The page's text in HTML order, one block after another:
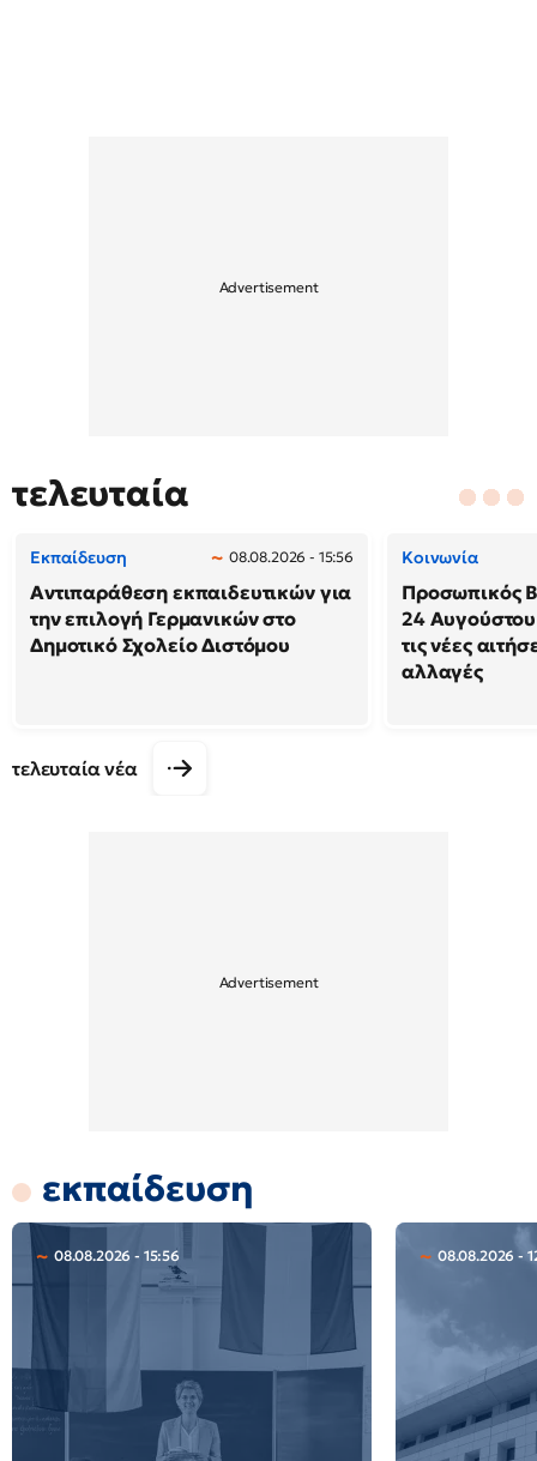
τελευταία
Εκπαίδευση 08.08.2026 - 15:56
Αντιπαράθεση εκπαιδευτικών για
την επιλογή Γερμανικών στο
Δημοτικό Σχολείο Διστόμου
Κοινωνία
Προσωπικός
24
τις νέες
αλλαγές
τελευταία νέα
εκπαίδευση
08.08.2026 - 15:56 08.08.2026 -